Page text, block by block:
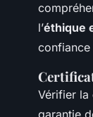
l’éthique
confiance
Vérifier la
garantie